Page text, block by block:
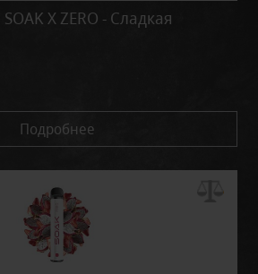
X ZERO - Сладкая
Подробнее